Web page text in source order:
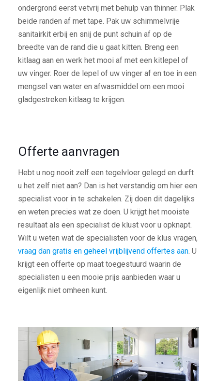
ondergrond eerst vetvrij met behulp van thinner. Plak
beide randen af met tape. Pak uw schimmelvrije
sanitairkit erbij en snij de punt schuin af op de
breedte van de rand die u gaat kitten. Breng een
kitlaag aan en werk het mooi af met een kitlepel of
uw vinger. Roer de lepel of uw vinger af en toe in een
mengsel van water en afwasmiddel om een mooi
gladgestreken kitlaag te krijgen.
Offerte aanvragen
Hebt u nog nooit zelf een tegelvloer gelegd en durft
u het zelf niet aan? Dan is het verstandig om hier een
specialist voor in te schakelen. Zij doen dit dagelijks
en weten precies wat ze doen. U krijgt het mooiste
resultaat als een specialist de klust voor u opknapt.
Wilt u weten wat de specialisten voor de klus vragen,
vraag dan gratis en geheel vrijblijvend offertes aan. U
krijgt een offerte op maat toegestuurd waarin de
specialisten u een mooie prijs aanbieden waar u
eigenlijk niet omheen kunt.